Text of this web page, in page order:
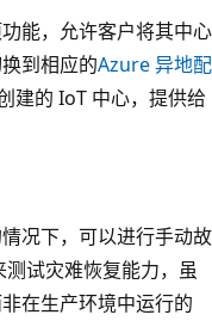
能，允许客户将其中心
到相应的Azure 异地配
建的 IoT 中心，提供给
况下，可以进行手动故
试灾难恢复能力，虽
在生产环境中运行的